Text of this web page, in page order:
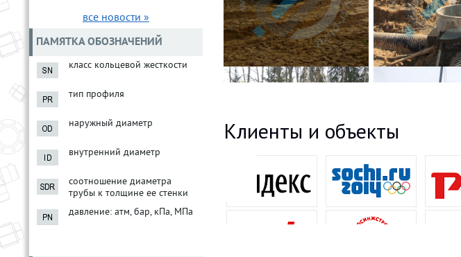
Клиенты и объекты
все новости »
ПАМЯТКА ОБОЗНАЧЕНИЙ
класс кольцевой жесткости
тип профиля
наружный диаметр
внутренний диаметр
соотношение диаметра
трубы к толщине ее стенки
давление: атм, бар, кПа, МПа